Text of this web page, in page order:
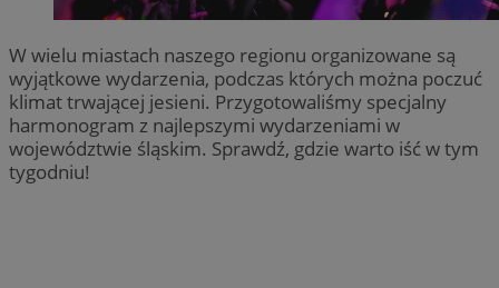
W wielu miastach naszego regionu organizowane są
wyjątkowe wydarzenia, podczas których można poczuć
klimat trwającej jesieni. Przygotowaliśmy specjalny
harmonogram z najlepszymi wydarzeniami w
województwie śląskim. Sprawdź, gdzie warto iść w tym
tygodniu!